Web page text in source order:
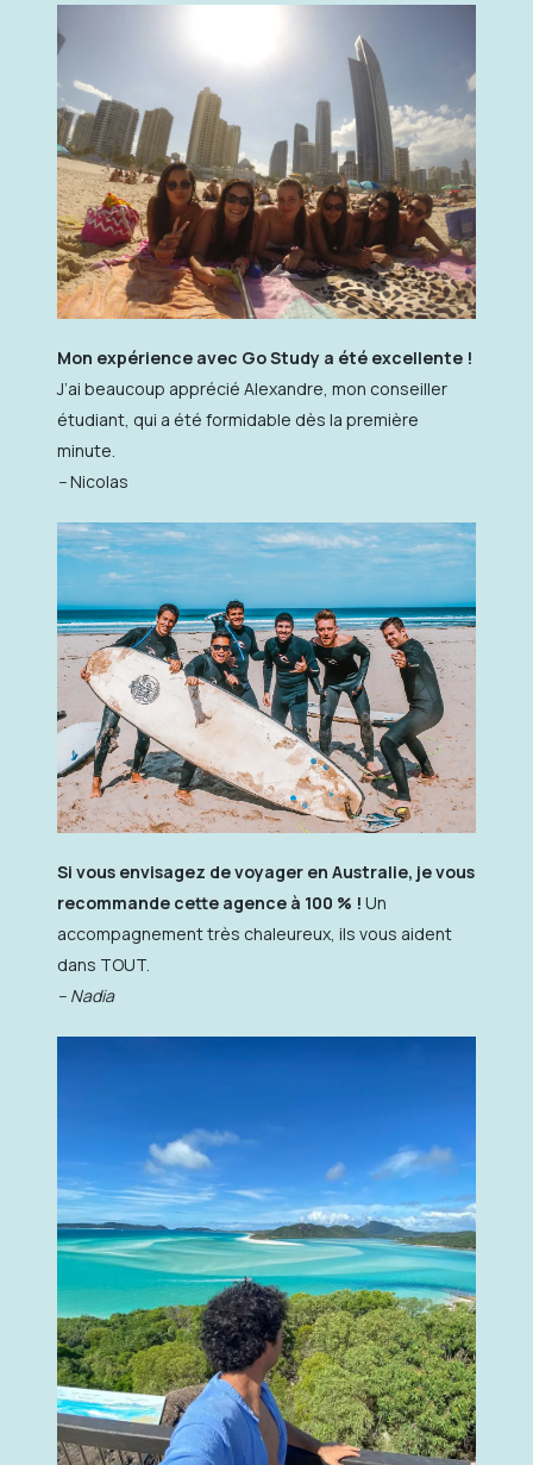
Mon expérience avec Go Study a été excellente !
J’ai beaucoup apprécié Alexandre, mon conseiller
étudiant, qui a été formidable dès la première
minute.
–Nicolas
Si vous envisagez de voyager en Australie, je vous
recommande cette agence à 100 % ! Un
accompagnement très chaleureux, ils vous aident
dans TOUT.
– Nadia